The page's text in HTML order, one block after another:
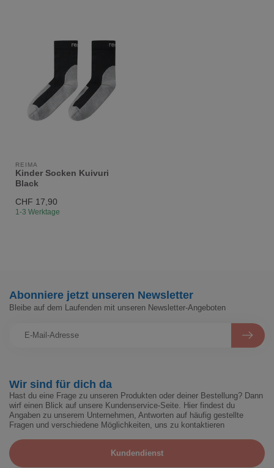
REIMA
Kinder Socken Kuivuri
Black
CHF 17,90
1-3 Werktage
Wir sind für dich da
Hast du eine Frage zu unseren Produkten oder deiner Bestellung? Dann
wirf einen Blick auf unsere Kundenservice-Seite. Hier findest du
Angaben zu unserem Unternehmen, Antworten auf häufig gestellte
Fragen und verschiedene Möglichkeiten, uns zu kontaktieren
Kundendienst
Abonniere jetzt unseren Newsletter
Bleibe auf dem Laufenden mit unseren Newsletter-Angeboten